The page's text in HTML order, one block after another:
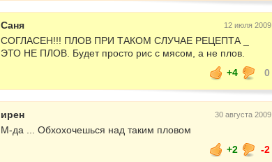
Саня 12 июля 2009
СОГЛАСЕН!!! ПЛОВ ПРИ ТАКОМ СЛУЧАЕ РЕЦЕПТА _
ЭТО НЕ ПЛОВ. Будет просто рис с мясом, а не плов.
+4
0
ирен 30 августа 2009
М-да ... Обхохочешься над таким пловом
+2
-2